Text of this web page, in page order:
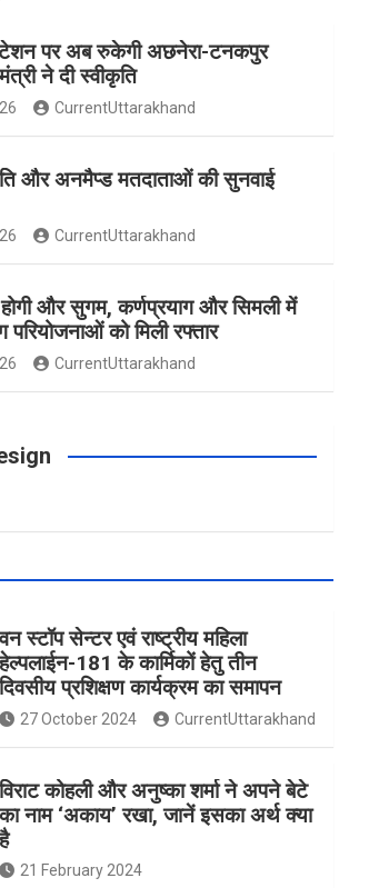
t
a
r
a
t
e
e
s
t
t
r
u
e
पर अब रुकेगी अछनेरा-टनकपुर
ने दी स्वीकृति
CurrentUttarakhand
और अनमैप्ड मतदाताओं की सुनवाई
CurrentUttarakhand
होगी और सुगम, कर्णप्रयाग और सिमली में
परियोजनाओं को मिली रफ्तार
CurrentUttarakhand
वन स्टॉप सेन्टर एवं राष्ट्रीय महिला
हेल्पलाईन-181 के कार्मिकों हेतु तीन
दिवसीय प्रशिक्षण कार्यक्रम का समापन
27 October 2024 CurrentUttarakhand
विराट कोहली और अनुष्का शर्मा ने अपने बेटे
का नाम ‘अकाय’ रखा, जानें इसका अर्थ क्‍या
है
21 February 2024